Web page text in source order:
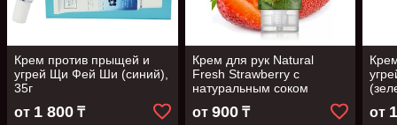
Крем против прыщей и
угрей Щи Фей Ши (синий),
35г
от 1 800 ₸
Крем для рук Natural
Fresh Strawberry с
натуральным соком
Клубники и маслом Ши,
100г
от 900₸ от